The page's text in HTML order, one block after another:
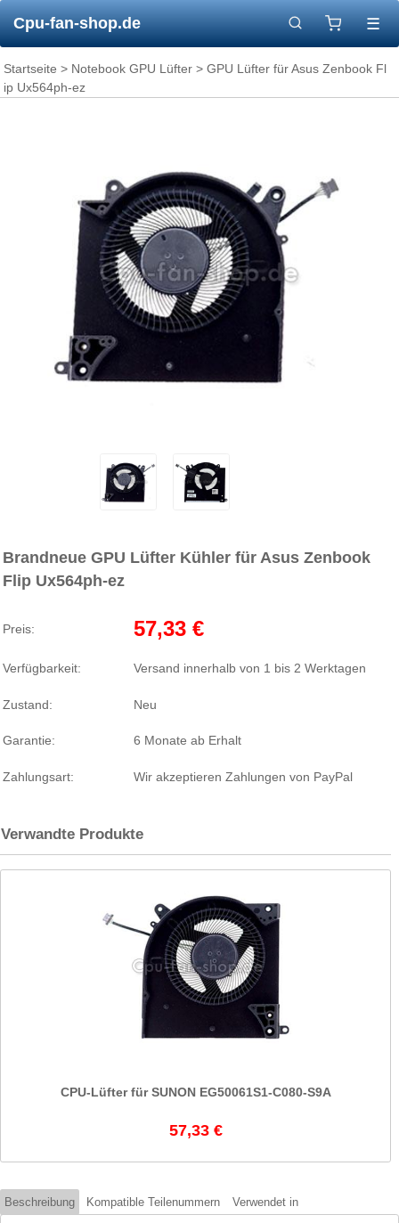
Cpu-fan-shop.de ☰
Startseite > Notebook GPU Lüfter > GPU Lüfter für Asus Zenbook Fl
ip Ux564ph-ez
Brandneue GPU Lüfter Kühler für Asus Zenbook
Flip Ux564ph-ez
Preis: 57,33 €
Verfügbarkeit: Versand innerhalb von 1 bis 2 Werktagen
Zustand: Neu
Garantie: 6 Monate ab Erhalt
Zahlungsart: Wir akzeptieren Zahlungen von PayPal
Verwandte Produkte
CPU-Lüfter für SUNON EG50061S1-C080-S9A
57,33 €
Beschreibung Kompatible Teilenummern Verwendet in